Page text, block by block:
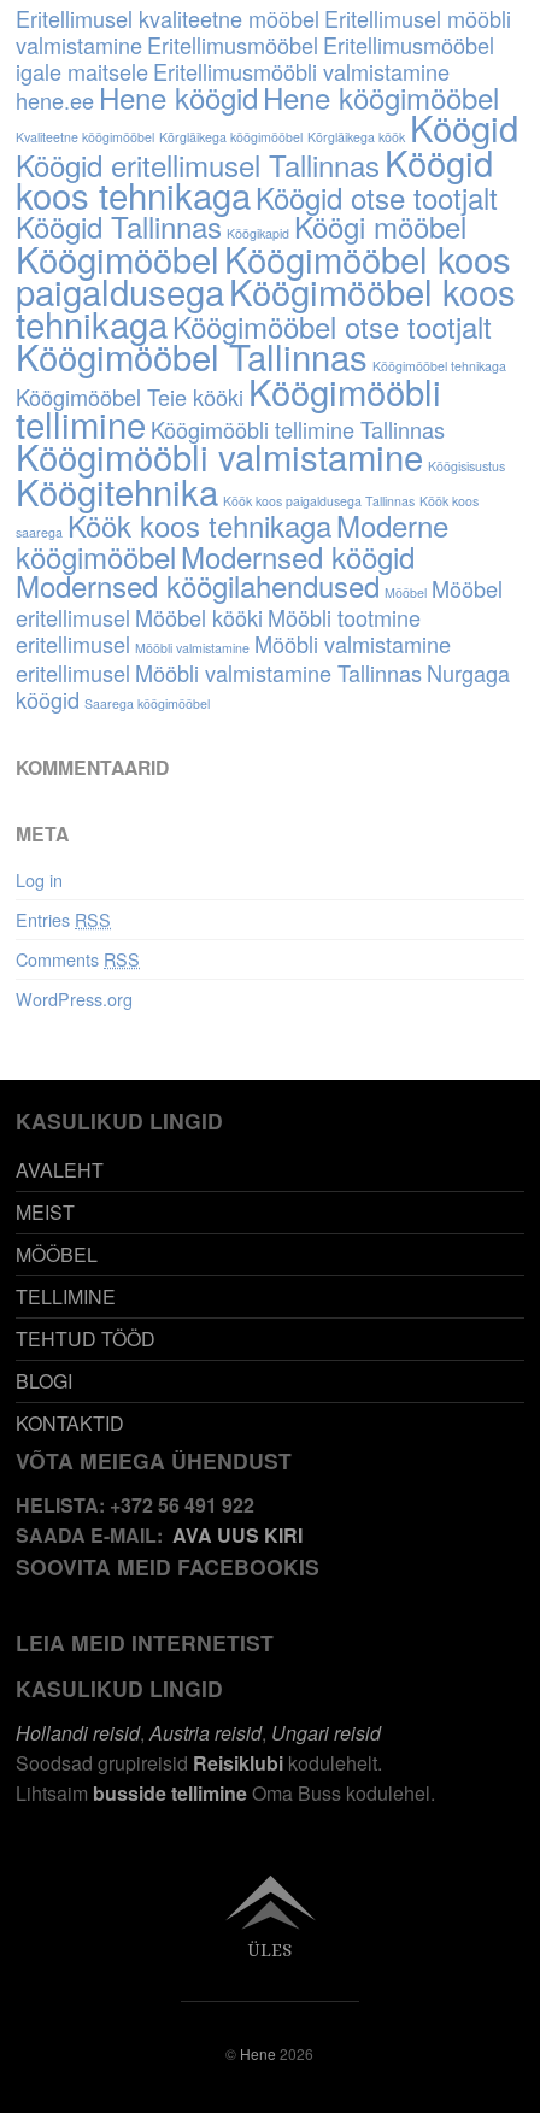
Eritellimusel kvaliteetne mööbel Eritellimusel mööbli
valmistamineEritellimusmööbel Eritellimusmööbel
igale maitseleEritellimusmööbli valmistamine
hene.ee Hene köögid Hene köögimööbel
Kvaliteetne köögimööbel Kõrgläikega köögimööbel Kõrgläikega köök Köögid
Köögid eritellimusel Tallinnas Köögid
koos tehnikagaKöögid otse tootjalt
Köögid Tallinnas Köögikapid Köögi mööbel
KöögimööbelKöögimööbel koos
paigaldusegaKöögimööbel koos
tehnikagaKöögimööbel otse tootjalt
Köögimööbel Tallinnas Köögimööbel tehnikaga
Köögimööbel Teie kööki Köögimööbli
tellimine Köögimööbli tellimine Tallinnas
Köögimööbli valmistamine Köögisisustus
Köögitehnika Köök koos paigaldusega Tallinnas Köök koos
saarega Köök koos tehnikagaModerne
köögimööbelModernsed köögid
Modernsed köögilahendused Mööbel Mööbel
eritellimusel Mööbel kööki Mööbli tootmine
eritellimusel Mööbli valmistamine Mööbli valmistamine
eritellimusel Mööbli valmistamine TallinnasNurgaga
köögid Saarega köögimööbel
KOMMENTAARID
META
Log in
Entries RSS
Comments RSS
WordPress.org
KASULIKUD LINGID
AVALEHT
MEIST
MÖÖBEL
TELLIMINE
TEHTUD TÖÖD
BLOGI
KONTAKTID
VÕTA MEIEGA ÜHENDUST
HELISTA: +372 56 491 922
SAADA E-MAIL: AVA UUS KIRI
SOOVITA MEID FACEBOOKIS
LEIA MEID INTERNETIST
KASULIKUD LINGID
Hollandi reisid,Austria reisid, Ungari reisid
Soodsad grupireisid Reisiklubi kodulehelt.
Lihtsaim busside tellimineOma Buss kodulehel.
ÜLES
© Hene 2026